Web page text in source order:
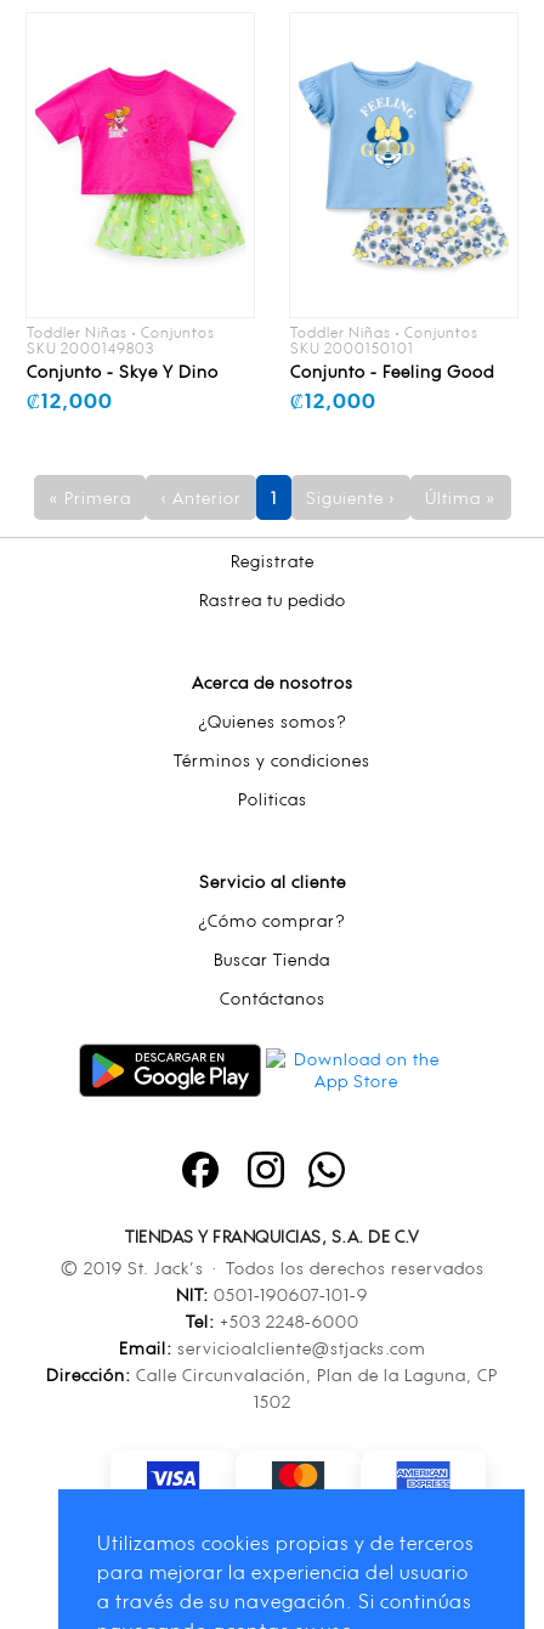
Utilizamos cookies propias y de terceros
para mejorar la experiencia del usuario
a través de su navegación. Si continúas
Toddler Niñas • Conjuntos
SKU 2000149803
Conjunto - Skye Y Dino
₡12,000
Toddler Niñas • Conjuntos
SKU 2000150101
Conjunto - Feeling Good
₡12,000
« Primera ‹ Anterior 1 Siguiente › Última »
Registrate
Rastrea tu pedido
Acerca de nosotros
¿Quienes somos?
Términos y condiciones
Politicas
Servicio al cliente
¿Cómo comprar?
Buscar Tienda
Contáctanos
TIENDAS Y FRANQUICIAS, S.A. DE C.V
© 2019 St. Jack’s · Todos los derechos reservados
NIT: 0501-190607-101-9
Tel: +503 2248-6000
Email: servicioalcliente@stjacks.com
Dirección: Calle Circunvalación, Plan de la Laguna, CP
1502